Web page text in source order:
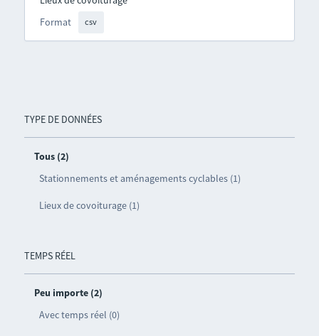
TYPE DE DONNÉES
Tous (2)
Stationnements et aménagements cyclables (1)
Lieux de covoiturage (1)
TEMPS RÉEL
Peu importe (2)
Avec temps réel (0)
Format csv